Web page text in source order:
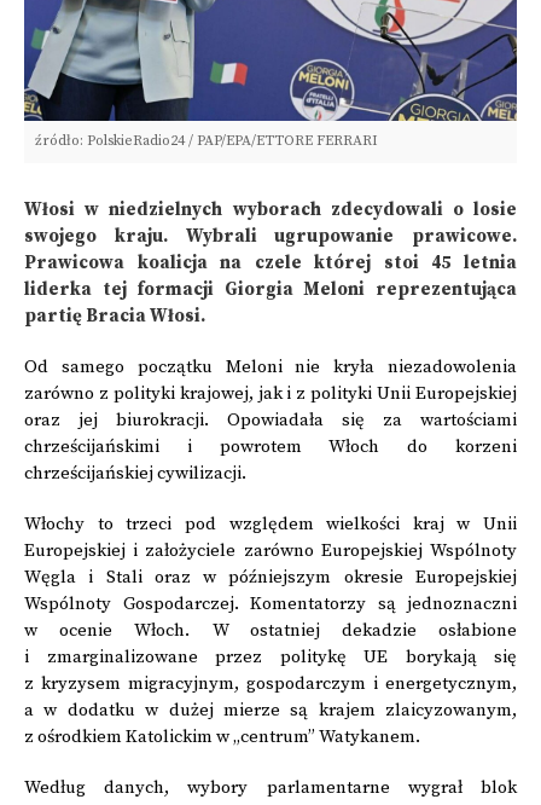
źródło: PolskieRadio24 / PAP/EPA/ETTORE FERRARI
Włosi w niedzielnych wyborach zdecydowali o losie
swojego kraju. Wybrali ugrupowanie prawicowe.
Prawicowa koalicja na czele której stoi 45 letnia
liderka tej formacji Giorgia Meloni reprezentująca
partię Bracia Włosi.
Od samego początku Meloni nie kryła niezadowolenia
zarówno z polityki krajowej, jak i z polityki Unii Europejskiej
oraz jej biurokracji. Opowiadała się za wartościami
chrześcijańskimi i powrotem Włoch do korzeni
chrześcijańskiej cywilizacji.
Włochy to trzeci pod względem wielkości kraj w Unii
Europejskiej i założyciele zarówno Europejskiej Wspólnoty
Węgla i Stali oraz w późniejszym okresie Europejskiej
Wspólnoty Gospodarczej. Komentatorzy są jednoznaczni
w ocenie Włoch. W ostatniej dekadzie osłabione
i zmarginalizowane przez politykę UE borykają się
z kryzysem migracyjnym, gospodarczym i energetycznym,
a w dodatku w dużej mierze są krajem zlaicyzowanym,
z ośrodkiem Katolickim w „centrum” Watykanem.
Według danych, wybory parlamentarne wygrał blok